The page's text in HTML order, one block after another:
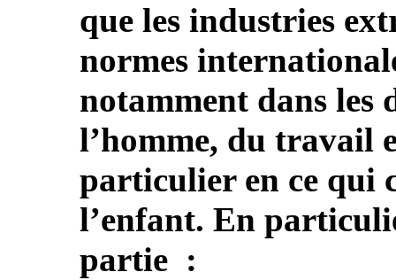
que les industries
normes
notamment dans les
l’homme, du travail
particulier en ce qui
l’enfant. En
partie :